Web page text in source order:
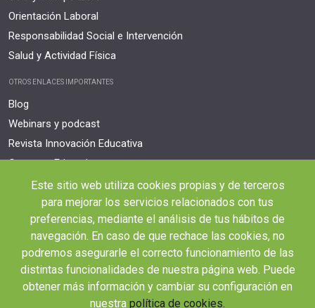
Orientación Laboral
Responsabilidad Social e Intervención
Salud y Actividad Física
OTROS ENLACES IMPORTANTES
Blog
Webinars y podcast
Revista Innovación Educativa
Contexto Educativo
Desistir contrato aquí
Tienes 14 días desde tu matriculación para cancelar sin coste y recibir el
reembolso completo.
Este sitio web utiliza cookies propias y de terceros
para mejorar los servicios relacionados con tus
preferencias, mediante el análisis de tus hábitos de
navegación. En caso de que rechace las cookies, no
podremos asegurarle el correcto funcionamiento de las
distintas funcionalidades de nuestra página web. Puede
obtener más información y cambiar su configuración en
nuestra política de cookies.